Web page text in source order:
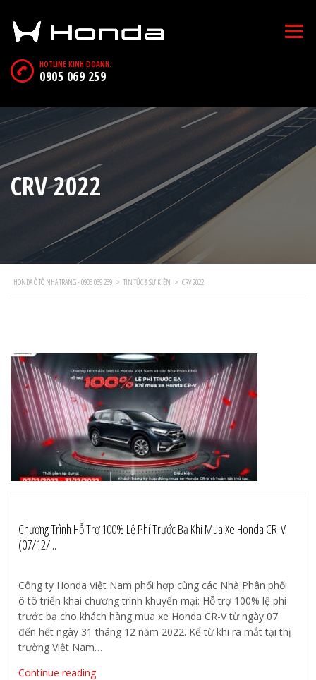
HOTLINE KINH DOANH:
0905 069 259
CRV 2022
HONDA Ô TÔ NHA TRANG - 0905 069 259 > TIN TỨC & SỰ KIỆN > CRV 2022
Chương Trình Hỗ Trợ 100% Lệ Phí Trước Bạ Khi Mua Xe Honda CR-V
(07/12/...
Công ty Honda Việt Nam phối hợp cùng các Nhà Phân phối
ô tô triển khai chương trình khuyến mại: Hỗ trợ 100% lệ phí
trước bạ cho khách hàng mua xe Honda CR-V từ ngày 07
đến hết ngày 31 tháng 12 năm 2022. Kể từ khi ra mắt tại thị
trường Việt Nam…
Continue reading